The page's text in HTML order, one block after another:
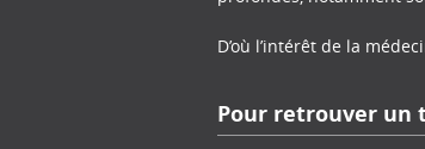
D’où l’intérêt de la
Pour retrouver un